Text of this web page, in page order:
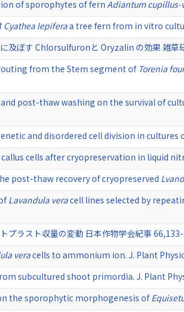
of sporophytes of fern Adiantum cupillus-
Cyathea lepiferaa tree fern from in vitro
及ぼす Chlorsulfuronと Oryzalin の効果 雑草
from the Stem segment ofTorenia
post-thaw washing on the survival of
and disordered cell division in cultures
cells after cryopreservation in liquid
post-thaw recovery of cryopreserved
Lavandula veracell lines selected by
プラスト収量の変動 日本作物学会紀事
veracells to ammonium ion. J. Plant
subcultured shoot primordia. J. Plant
the sporophytic morphogenesis of